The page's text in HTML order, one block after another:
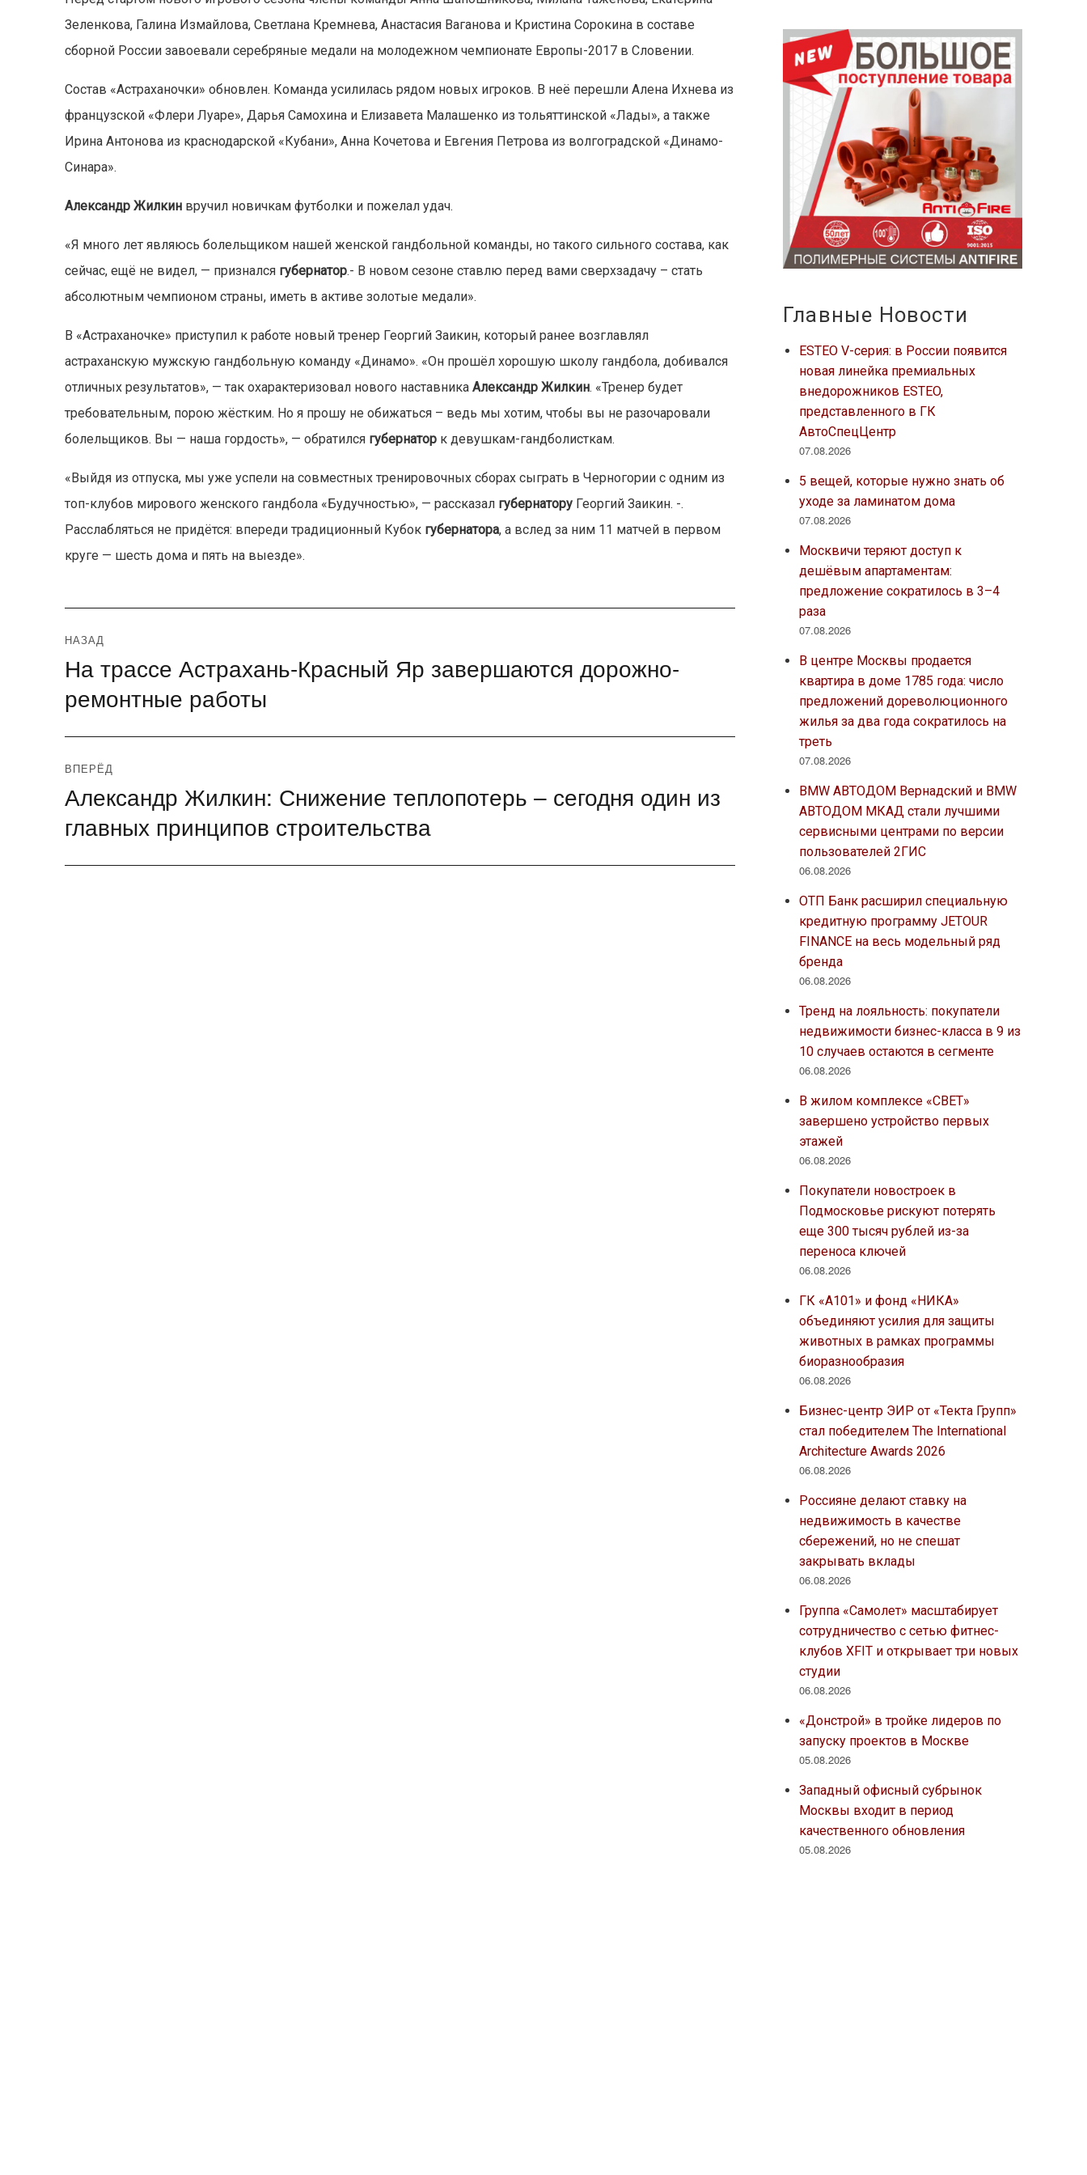
Зеленкова, Галина Измайлова, Светлана Кремнева, Анастасия Ваганова и Кристина Сорокина в составе
сборной России завоевали серебряные медали на молодежном чемпионате Европы-2017 в Словении.
Состав «Астраханочки» обновлен. Команда усилилась рядом новых игроков. В неё перешли Алена Ихнева из
французской «Флери Луаре», Дарья Самохина и Елизавета Малашенко из тольяттинской «Лады», а также
Ирина Антонова из краснодарской «Кубани», Анна Кочетова и Евгения Петрова из волгоградской «Динамо-
Синара».
Александр Жилкин вручил новичкам футболки и пожелал удач.
«Я много лет являюсь болельщиком нашей женской гандбольной команды, но такого сильного состава, как
сейчас, ещё не видел, — признался губернатор.- В новом сезоне ставлю перед вами сверхзадачу – стать
абсолютным чемпионом страны, иметь в активе золотые медали».
В «Астраханочке» приступил к работе новый тренер Георгий Заикин, который ранее возглавлял
астраханскую мужскую гандбольную команду «Динамо». «Он прошёл хорошую школу гандбола, добивался
отличных результатов», — так охарактеризовал нового наставникаАлександр Жилкин. «Тренер будет
требовательным, порою жёстким. Но я прошу не обижаться – ведь мы хотим, чтобы вы не разочаровали
болельщиков. Вы — наша гордость», — обратился губернатор к девушкам-гандболисткам.
«Выйдя из отпуска, мы уже успели на совместных тренировочных сборах сыграть в Черногории с одним из
топ-клубов мирового женского гандбола «Будучностью», — рассказал губернатору Георгий Заикин. -.
Расслабляться не придётся: впереди традиционный Кубок губернатора, а вслед за ним 11 матчей в первом
круге — шесть дома и пять на выезде».
Навигация
по
записям
НАЗАД
Предыдущая
На трассе Астрахань-Красный Яр завершаются дорожно-
ремонтные работы
ВПЕРЁД
Следующая
Александр Жилкин: Снижение теплопотерь – сегодня один из
главных принципов строительства
Главные Новости
ESTEO V-серия: в России появится
новая линейка премиальных
внедорожников ESTEO,
представленного в ГК
АвтоСпецЦентр
07.08.2026
5 вещей, которые нужно знать об
уходе за ламинатом дома
07.08.2026
Москвичи теряют доступ к
дешёвым апартаментам:
предложение сократилось в 3–4
раза
07.08.2026
В центре Москвы продается
квартира в доме 1785 года: число
предложений дореволюционного
жилья за два года сократилось на
треть
07.08.2026
BMW АВТОДОМ Вернадский и BMW
АВТОДОМ МКАД стали лучшими
сервисными центрами по версии
пользователей 2ГИС
06.08.2026
ОТП Банк расширил специальную
кредитную программу JETOUR
FINANCE на весь модельный ряд
бренда
06.08.2026
Тренд на лояльность: покупатели
недвижимости бизнес-класса в 9 из
10 случаев остаются в сегменте
06.08.2026
В жилом комплексе «СВЕТ»
завершено устройство первых
этажей
06.08.2026
Покупатели новостроек в
Подмосковье рискуют потерять
еще 300 тысяч рублей из-за
переноса ключей
06.08.2026
ГК «А101» и фонд «НИКА»
объединяют усилия для защиты
животных в рамках программы
биоразнообразия
06.08.2026
Бизнес-центр ЭИР от «Текта Групп»
стал победителем The International
Architecture Awards 2026
06.08.2026
Россияне делают ставку на
недвижимость в качестве
сбережений, но не спешат
закрывать вклады
06.08.2026
Группа «Самолет» масштабирует
сотрудничество с сетью фитнес-
клубов XFIT и открывает три новых
студии
06.08.2026
«Донстрой» в тройке лидеров по
запуску проектов в Москве
05.08.2026
Западный офисный субрынок
Москвы входит в период
качественного обновления
05.08.2026